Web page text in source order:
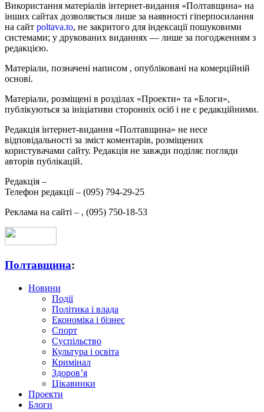
Використання матеріалів інтернет-видання «Полтавщина» на
інших сайтах дозволяється лише за наявності гіперпосилання
на сайт poltava.to, не закритого для індексації пошуковими
системами; у друкованих виданнях — лише за погодженням з
редакцією.
Матеріали, позначені написом , опубліковані на комерційній
основі.
Матеріали, розміщені в розділах «Проекти» та «Блоги»,
публікуються за ініціативи сторонніх осіб і не є редакційними.
Редакція інтернет-видання «Полтавщина» не несе
відповідальності за зміст коментарів, розміщених
користувачами сайту. Редакція не завжди поділяє погляди
авторів публікацій.
Редакція –
Телефон редакції – (095) 794-29-25
Реклама на сайті – , (095) 750-18-53
Полтавщина:
Новини
Події
Політика і влада
Економіка і бізнес
Спорт
Суспільство
Культура і освіта
Кримінал
Здоров’я
Цікавинки
Проекти
Блоги